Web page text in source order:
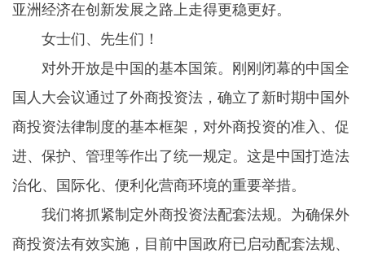
亚洲经济在创新发展之路上走得更稳更好。
女士们、先生们！
对外开放是中国的基本国策。刚刚闭幕的中国全
国人大会议通过了外商投资法，确立了新时期中国外
商投资法律制度的基本框架，对外商投资的准入、促
进、保护、管理等作出了统一规定。这是中国打造法
治化、国际化、便利化营商环境的重要举措。
我们将抓紧制定外商投资法配套法规。为确保外
商投资法有效实施，目前中国政府已启动配套法规、